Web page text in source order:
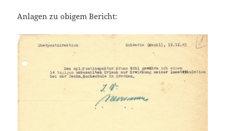
Anlagen zu obigem Bericht: